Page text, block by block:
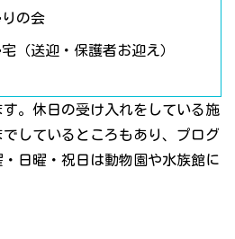
の会
（送迎・保護者お迎え）
。休日の受け入れをしている施
しているところもあり、プログ
日曜・祝日は動物園や水族館に